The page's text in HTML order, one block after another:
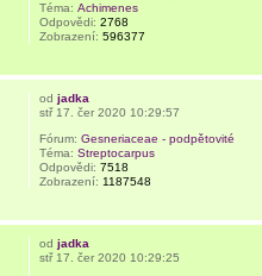
Téma:Achimenes
Odpovědi:2768
Zobrazení:596377
odjadka
stř 17. čer 2020 10:29:57
Fórum:Gesneriaceae - podpětovité
Téma:Streptocarpus
Odpovědi:7518
Zobrazení: 1187548
odjadka
stř 17. čer 2020 10:29:25